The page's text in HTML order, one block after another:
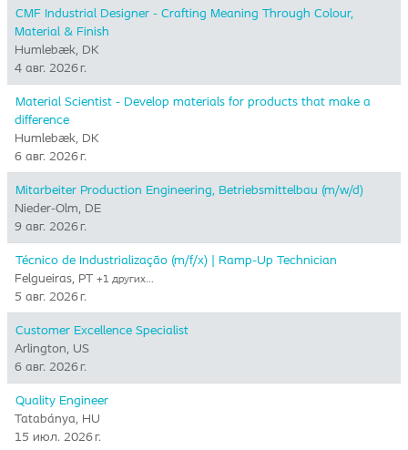
CMF Industrial Designer - Crafting Meaning Through Colour,
Material & Finish
Humlebæk, DK
4 авг. 2026 г.
Material Scientist - Develop materials for products that make a
difference
Humlebæk, DK
6 авг. 2026 г.
Mitarbeiter Production Engineering, Betriebsmittelbau (m/w/d)
Nieder-Olm, DE
9 авг. 2026 г.
Técnico de Industrialização (m/f/x) | Ramp-Up Technician
Felgueiras, PT +1 других…
5 авг. 2026 г.
Customer Excellence Specialist
Arlington, US
6 авг. 2026 г.
Quality Engineer
Tatabánya, HU
15 июл. 2026 г.